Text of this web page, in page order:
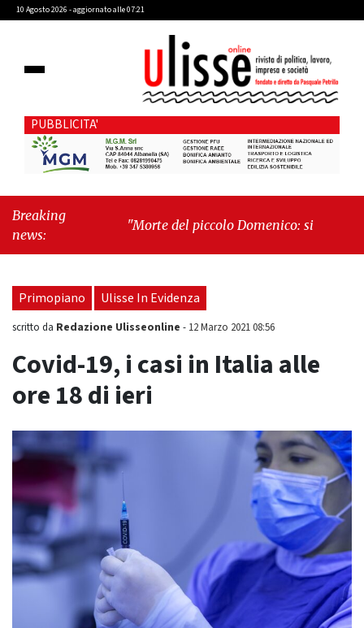
10 Agosto 2026 - aggiornato alle 07:21
PUBBLICITA'
Breaking
news:
"Morte del piccolo Domenico: si proseguirà col
di comunità"
Primopiano Ulisse In Evidenza
scritto da Redazione Ulisseonline - 12 Marzo 2021 08:56
Covid-19, i casi in Italia alle
ore 18 di ieri